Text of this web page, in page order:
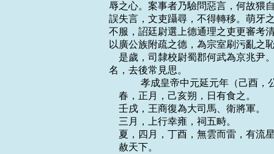
辱之心。案事者乃驗問惡言，何故猥
誤失言，文吏躡尋，不得轉移。萌牙
不服，詔廷尉選上德通理之吏更審考
以廣公族附疏之德，為宗室刷污亂之
是歲，司隸校尉蜀郡何武為京兆
名，去後常見思。
　　 孝成皇帝中元延元年（己酉
    春，正月，己亥朔，日有食之。
    壬戌，王商復為大司馬、衛將軍。
    三月，上行幸雍，祠五畤。
夏，四月，丁酉，無雲而雷，有
    赦天下。